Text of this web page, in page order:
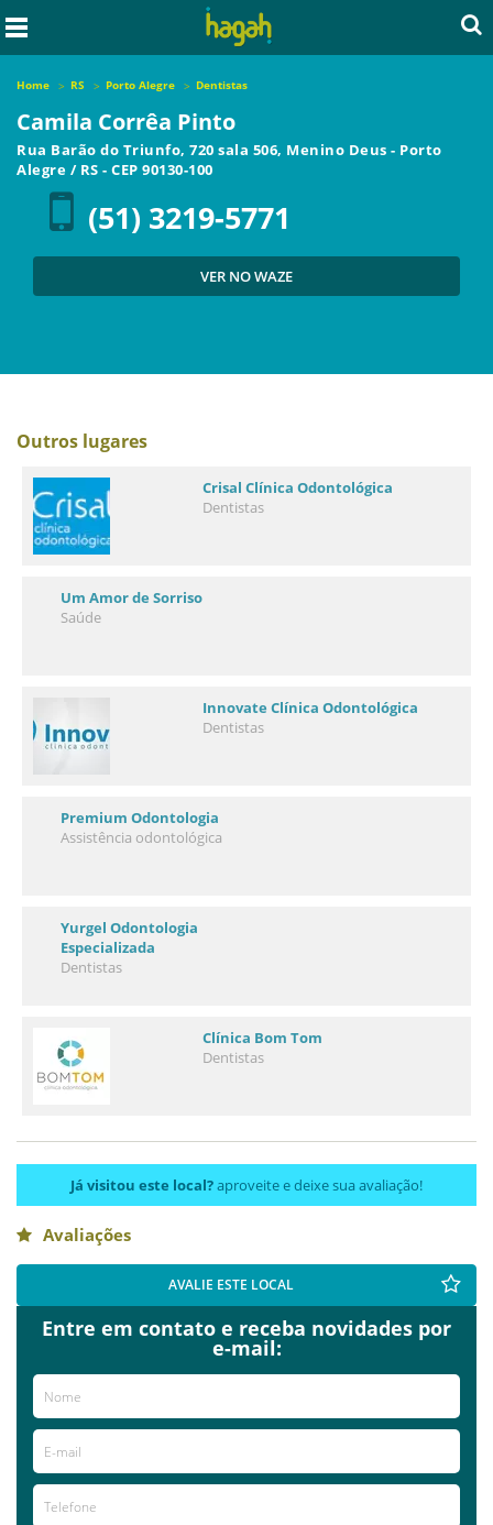
Home RS Porto Alegre Dentistas
Camila Corrêa Pinto
Rua Barão do Triunfo, 720 sala 506, Menino Deus - Porto
Alegre / RS - CEP 90130-100
(51) 3219-5771
VER NO WAZE
Outros lugares
Crisal Clínica Odontológica
Dentistas
Um Amor de Sorriso
Saúde
Innovate Clínica Odontológica
Dentistas
Premium Odontologia
Assistência odontológica
Yurgel Odontologia
Especializada
Dentistas
Clínica Bom Tom
Dentistas
Já visitou este local?aproveite e deixe sua avaliação!
Avaliações
AVALIE ESTE LOCAL
Entre em contato e receba novidades por
e-mail: